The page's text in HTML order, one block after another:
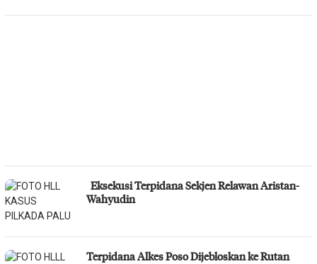
Eksekusi Terpidana Sekjen Relawan Aristan-
Wahyudin
Terpidana Alkes Poso Dijebloskan ke Rutan